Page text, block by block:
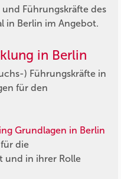
Führungskräfte des
in Berlin im Angebot.
in Berlin
) Führungskräfte in
für den
Grundlagen in Berlin
die
und in ihrer Rolle